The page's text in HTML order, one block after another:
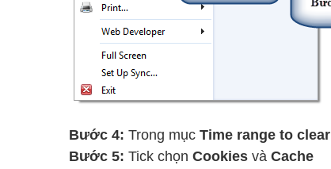
Bước 4: Trong mục Time range to clear
Bước 5: Tick chọn Cookies và Cache